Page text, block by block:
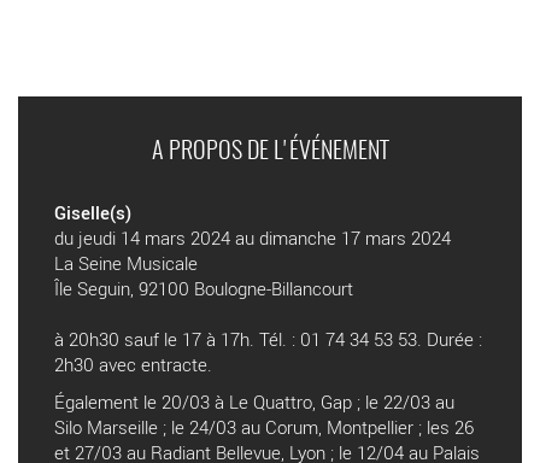
A PROPOS DE L'ÉVÉNEMENT
Giselle(s)
du jeudi 14 mars 2024 au dimanche 17 mars 2024
La Seine Musicale
Île Seguin, 92100 Boulogne-Billancourt
à 20h30 sauf le 17 à 17h. Tél. : 01 74 34 53 53. Durée :
2h30 avec entracte.
Également le 20/03 à Le Quattro, Gap ; le 22/03 au
Silo Marseille ; le 24/03 au Corum, Montpellier ; les 26
et 27/03 au Radiant Bellevue, Lyon ; le 12/04 au Palais